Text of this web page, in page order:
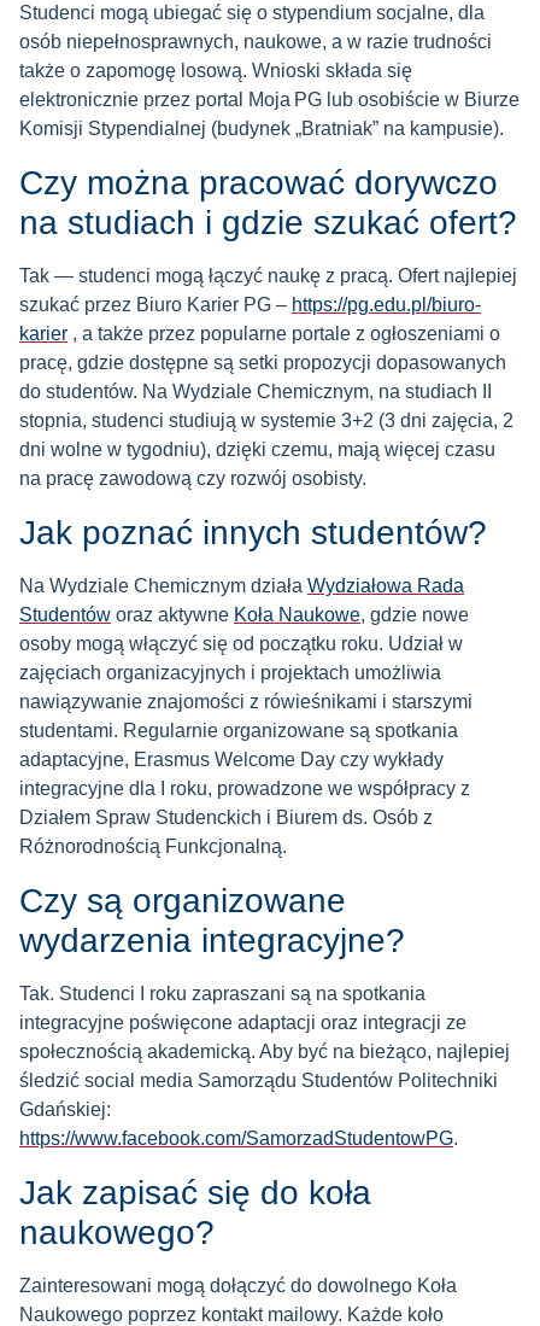
Studenci mogą ubiegać się o stypendium socjalne, dla
osób niepełnosprawnych, naukowe, a w razie trudności
także o zapomogę losową. Wnioski składa się
elektronicznie przez portal Moja PG lub osobiście w Biurze
Komisji Stypendialnej (budynek „Bratniak” na kampusie).
Czy można pracować dorywczo
na studiach i gdzie szukać ofert?
Tak — studenci mogą łączyć naukę z pracą. Ofert najlepiej
szukać przez Biuro Karier PG – https://pg.edu.pl/biuro-
karier , a także przez popularne portale z ogłoszeniami o
pracę, gdzie dostępne są setki propozycji dopasowanych
do studentów. Na Wydziale Chemicznym, na studiach II
stopnia, studenci studiują w systemie 3+2 (3 dni zajęcia, 2
dni wolne w tygodniu), dzięki czemu, mają więcej czasu
na pracę zawodową czy rozwój osobisty.
Jak poznać innych studentów?
Na Wydziale Chemicznym działa Wydziałowa Rada
Studentów oraz aktywne Koła Naukowe, gdzie nowe
osoby mogą włączyć się od początku roku. Udział w
zajęciach organizacyjnych i projektach umożliwia
nawiązywanie znajomości z rówieśnikami i starszymi
studentami. Regularnie organizowane są spotkania
adaptacyjne, Erasmus Welcome Day czy wykłady
integracyjne dla I roku, prowadzone we współpracy z
Działem Spraw Studenckich i Biurem ds. Osób z
Różnorodnością Funkcjonalną.
Czy są organizowane
wydarzenia integracyjne?
Tak. Studenci I roku zapraszani są na spotkania
integracyjne poświęcone adaptacji oraz integracji ze
społecznością akademicką. Aby być na bieżąco, najlepiej
śledzić social media Samorządu Studentów Politechniki
Gdańskiej:
https://www.facebook.com/SamorzadStudentowPG.
Jak zapisać się do koła
naukowego?
Zainteresowani mogą dołączyć do dowolnego Koła
Naukowego poprzez kontakt mailowy. Każde koło